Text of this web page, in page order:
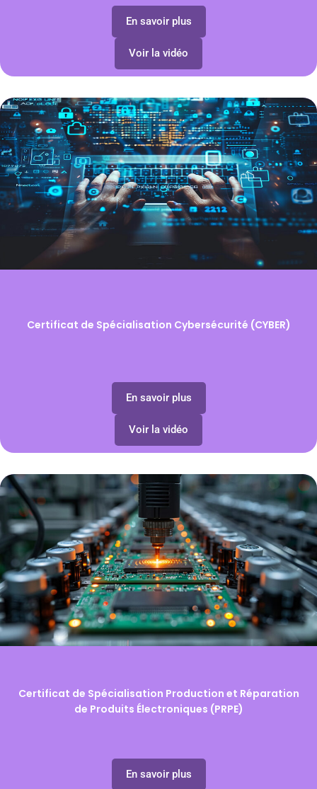
En savoir plus
Voir la vidéo
Certificat de Spécialisation Cybersécurité (CYBER)
En savoir plus
Voir la vidéo
Certificat de Spécialisation Production et Réparation
de Produits Électroniques (PRPE)
En savoir plus